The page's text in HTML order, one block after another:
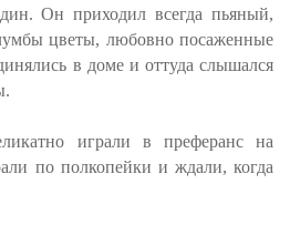
Он приходил всегда пьяный,
цветы, любовно посаженные
в доме и оттуда слышался
играли в преферанс на
по полкопейки и ждали, когда